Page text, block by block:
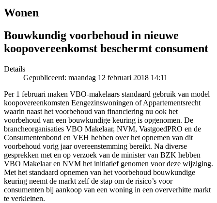
Wonen
Bouwkundig voorbehoud in nieuwe
koopovereenkomst beschermt consument
Details
Gepubliceerd: maandag 12 februari 2018 14:11
Per 1 februari maken VBO-makelaars standaard gebruik van model
koopovereenkomsten Eengezinswoningen of Appartementsrecht
waarin naast het voorbehoud van financiering nu ook het
voorbehoud van een bouwkundige keuring is opgenomen. De
brancheorganisaties VBO Makelaar, NVM, VastgoedPRO en de
Consumentenbond en VEH hebben over het opnemen van dit
voorbehoud vorig jaar overeenstemming bereikt. Na diverse
gesprekken met en op verzoek van de minister van BZK hebben
VBO Makelaar en NVM het initiatief genomen voor deze wijziging.
Met het standaard opnemen van het voorbehoud bouwkundige
keuring neemt de markt zelf de stap om de risico’s voor
consumenten bij aankoop van een woning in een oververhitte markt
te verkleinen.